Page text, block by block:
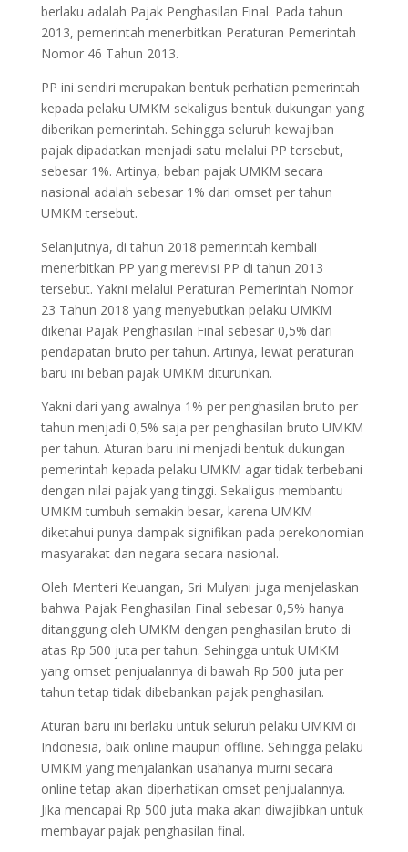
berlaku adalah Pajak Penghasilan Final. Pada tahun
2013, pemerintah menerbitkan Peraturan Pemerintah
Nomor 46 Tahun 2013.
PP ini sendiri merupakan bentuk perhatian pemerintah
kepada pelaku UMKM sekaligus bentuk dukungan yang
diberikan pemerintah. Sehingga seluruh kewajiban
pajak dipadatkan menjadi satu melalui PP tersebut,
sebesar 1%. Artinya, beban pajak UMKM secara
nasional adalah sebesar 1% dari omset per tahun
UMKM tersebut.
Selanjutnya, di tahun 2018 pemerintah kembali
menerbitkan PP yang merevisi PP di tahun 2013
tersebut. Yakni melalui Peraturan Pemerintah Nomor
23 Tahun 2018 yang menyebutkan pelaku UMKM
dikenai Pajak Penghasilan Final sebesar 0,5% dari
pendapatan bruto per tahun. Artinya, lewat peraturan
baru ini beban pajak UMKM diturunkan.
Yakni dari yang awalnya 1% per penghasilan bruto per
tahun menjadi 0,5% saja per penghasilan bruto UMKM
per tahun. Aturan baru ini menjadi bentuk dukungan
pemerintah kepada pelaku UMKM agar tidak terbebani
dengan nilai pajak yang tinggi. Sekaligus membantu
UMKM tumbuh semakin besar, karena UMKM
diketahui punya dampak signifikan pada perekonomian
masyarakat dan negara secara nasional.
Oleh Menteri Keuangan, Sri Mulyani juga menjelaskan
bahwa Pajak Penghasilan Final sebesar 0,5% hanya
ditanggung oleh UMKM dengan penghasilan bruto di
atas Rp 500 juta per tahun. Sehingga untuk UMKM
yang omset penjualannya di bawah Rp 500 juta per
tahun tetap tidak dibebankan pajak penghasilan.
Aturan baru ini berlaku untuk seluruh pelaku UMKM di
Indonesia, baik online maupun offline. Sehingga pelaku
UMKM yang menjalankan usahanya murni secara
online tetap akan diperhatikan omset penjualannya.
Jika mencapai Rp 500 juta maka akan diwajibkan untuk
membayar pajak penghasilan final.